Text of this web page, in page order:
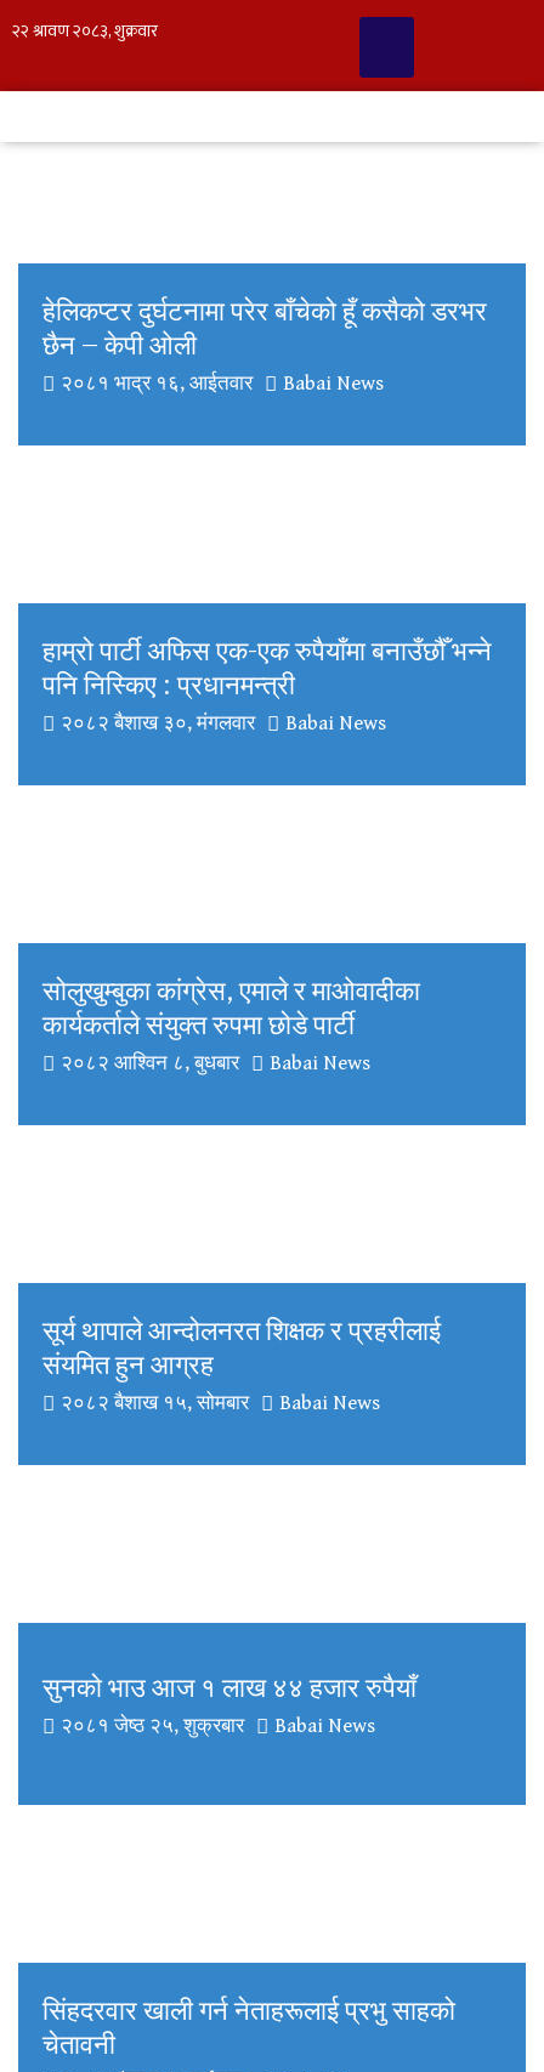
हेलिकप्टर दुर्घटनामा परेर बाँचेको हूँ कसैको डरभर
छैन – केपी ओली
२०८१ भाद्र १६, आईतवार Babai News
हाम्रो पार्टी अफिस एक-एक रुपैयाँमा बनाउँछौँ भन्ने
पनि निस्किए : प्रधानमन्त्री
२०८२ बैशाख ३०, मंगलवार Babai News
सोलुखुम्बुका कांग्रेस, एमाले र माओवादीका
कार्यकर्ताले संयुक्त रुपमा छोडे पार्टी
२०८२ आश्विन ८, बुधबार Babai News
सूर्य थापाले आन्दोलनरत शिक्षक र प्रहरीलाई
संयमित हुन आग्रह
२०८२ बैशाख १५, सोमबार Babai News
सुनको भाउ आज १ लाख ४४ हजार रुपैयाँ
२०८१ जेष्ठ २५, शुक्रबार Babai News
सिंहदरवार खाली गर्न नेताहरूलाई प्रभु साहको
चेतावनी